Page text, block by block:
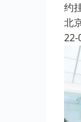
约
北
22-